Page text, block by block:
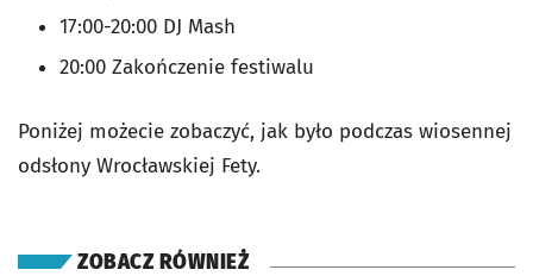
17:00-20:00 DJ Mash
20:00 Zakończenie festiwalu
Poniżej możecie zobaczyć, jak było podczas wiosennej
odsłony Wrocławskiej Fety.
ZOBACZ RÓWNIEŻ